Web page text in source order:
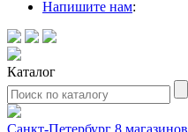
Напишите нам:
Каталог
Санкт-Петербург 8 магазинов